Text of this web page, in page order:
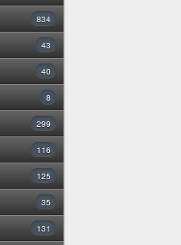
834
43
40
8
299
116
125
35
131